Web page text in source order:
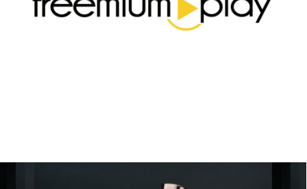
Motion Design